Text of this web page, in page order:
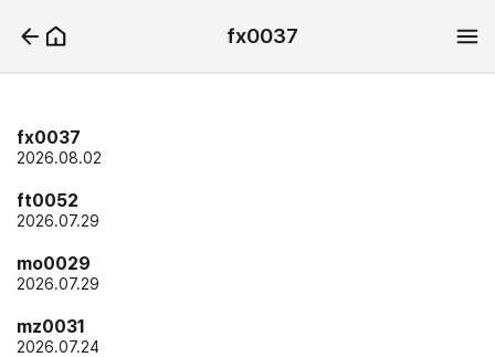
fx0037
fx0037
2026.08.02
ft0052
2026.07.29
mo0029
2026.07.29
mz0031
2026.07.24